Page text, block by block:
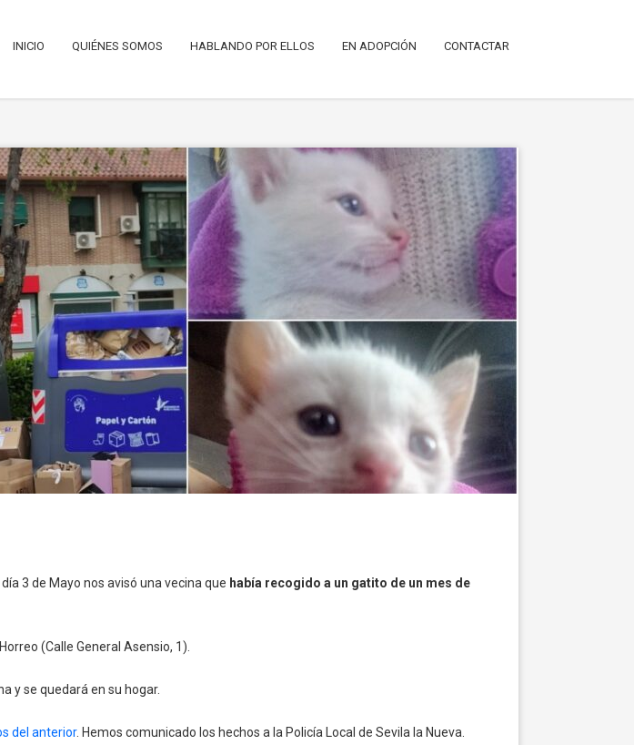
INICIO QUIÉNES SOMOS HABLANDO POR ELLOS EN ADOPCIÓN CONTACTAR
3 de Mayo nos avisó una vecina que había recogido a un gatito de un mes de
(Calle General Asensio, 1).
y se quedará en su hogar.
del anterior. Hemos comunicado los hechos a la Policía Local de Sevila la Nueva.